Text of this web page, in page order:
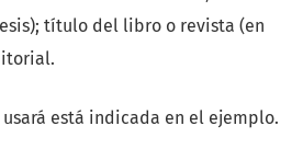
título del libro o revista (en
está indicada en el ejemplo.